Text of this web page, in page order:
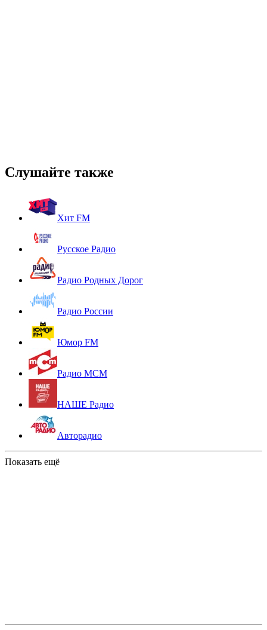
Слушайте также
Хит FM
Русское Радио
Радио Родных Дорог
Радио России
Юмор FM
Радио МСМ
НАШЕ Радио
Авторадио
Показать ещё